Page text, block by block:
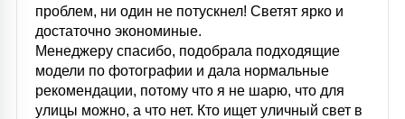
проблем, ни один не потускнел! Светят ярко и
достаточно экономиные.
Менеджеру спасибо, подобрала подходящие
модели по фотографии и дала нормальные
рекомендации, потому что я не шарю, что для
улицы можно, а что нет. Кто ищет уличный свет в